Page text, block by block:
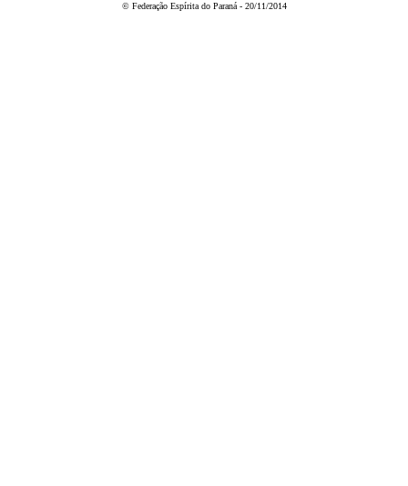
© Federação Espírita do Paraná - 20/11/2014